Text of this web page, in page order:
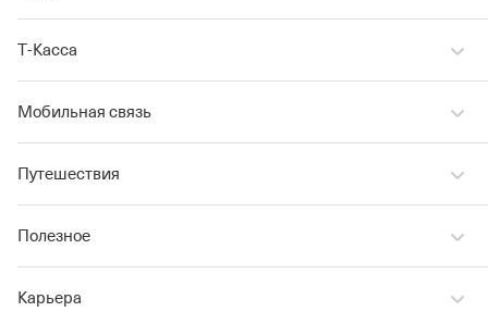
Т‑Касса
Мобильная связь
Путешествия
Полезное
Карьера